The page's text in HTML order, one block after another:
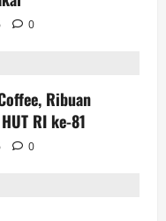
0
Ribuan
RI ke-81
0